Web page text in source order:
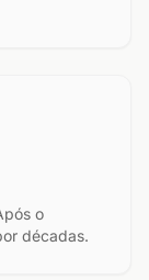
o
décadas.